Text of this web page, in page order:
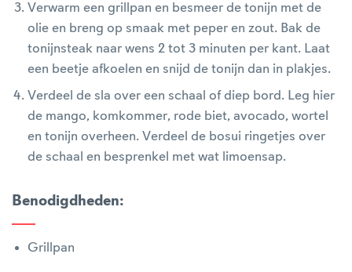
Verwarm een grillpan en besmeer de tonijn met de
olie en breng op smaak met peper en zout. Bak de
tonijnsteak naar wens 2 tot 3 minuten per kant. Laat
een beetje afkoelen en snijd de tonijn dan in plakjes.
Verdeel de sla over een schaal of diep bord. Leg hier
de mango, komkommer, rode biet, avocado, wortel
en tonijn overheen. Verdeel de bosui ringetjes over
de schaal en besprenkel met wat limoensap.
Benodigdheden:
Grillpan